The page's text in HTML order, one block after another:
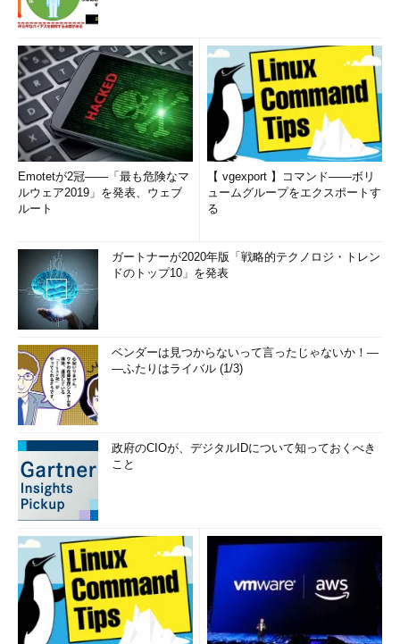
Emotetが2冠――「最も危険なマ
ルウェア2019」を発表、ウェブ
ルート
【 vgexport 】コマンド――ボリ
ュームグループをエクスポートす
る
ガートナーが2020年版「戦略的テクノロジ・トレン
ドのトップ10」を発表
ベンダーは見つからないって言ったじゃないか！―
―ふたりはライバル (1/3)
政府のCIOが、デジタルIDについて知っておくべき
こと